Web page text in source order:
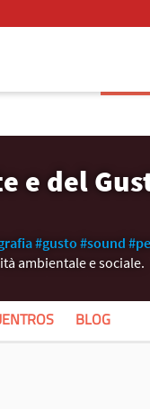
e del
#gusto #sound
ambientale e sociale.
BLOG